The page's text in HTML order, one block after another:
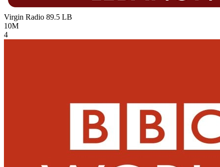
Virgin Radio 89.5 LB
10M
4